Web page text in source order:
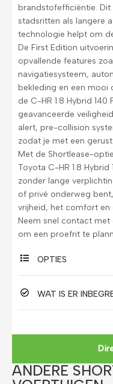
brandstofefficiëntie.
stadsritten als langere
technologie helpt om
De First Edition
opvallende features
navigatiesysteem,
bekleding en een mooi
de C-HR 1.8 Hybrid
geavanceerde
alert, pre-collision
zodat je met een
Met de Shortlease-
Toyota C-HR 1.8
zonder lange
of privé onderweg
vrijheid, het comfort
Neem snel contact
om een proefrit te
OPTIES
WAT IS ER
ANDERE